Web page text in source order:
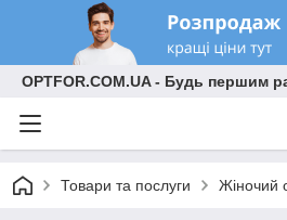
OPTFOR.COM.UA - Будь першим
Товари та послуги Жіночий